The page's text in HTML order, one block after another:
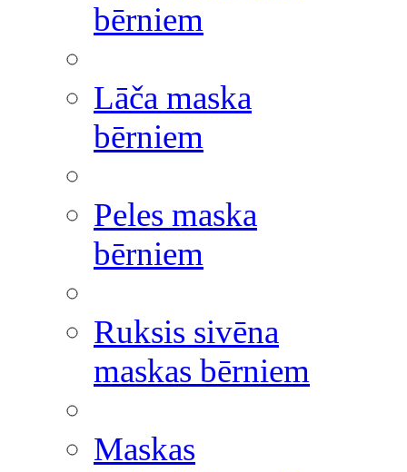
bērniem
Lāča maska
bērniem
Peles maska
bērniem
Ruksis sivēna
maskas bērniem
Maskas